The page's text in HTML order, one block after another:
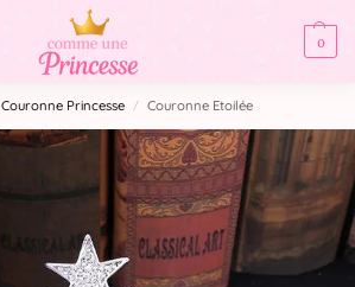
0
Couronne Princesse / Couronne Etoilée